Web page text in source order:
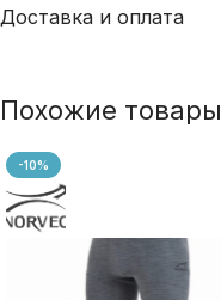
Доставка и оплата
Похожие товары
-10%